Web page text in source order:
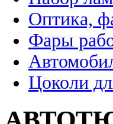
Оптика,
Фары
Цоколи